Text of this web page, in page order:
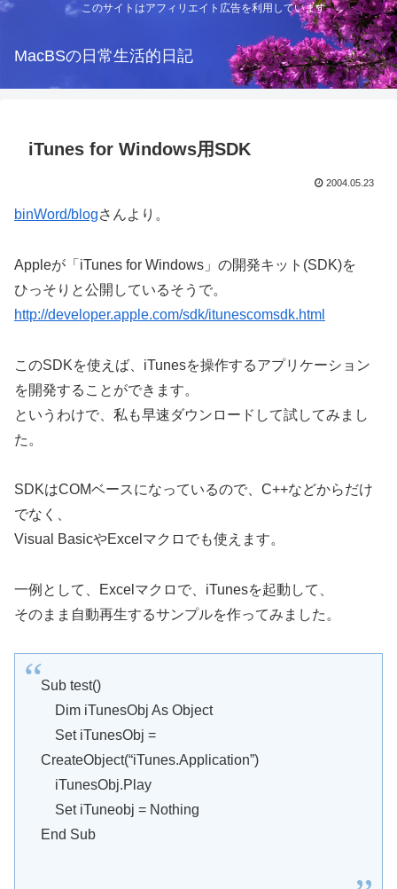
このサイトはアフィリエイト広告を利用しています
MacBSの日常生活的日記
iTunes for Windows用SDK
2004.05.23
binWord/blogさんより。
Appleが「iTunes for Windows」の開発キット(SDK)を
ひっそりと公開しているそうで。
http://developer.apple.com/sdk/itunescomsdk.html
このSDKを使えば、iTunesを操作するアプリケーション
を開発することができます。
というわけで、私も早速ダウンロードして試してみまし
た。
SDKはCOMベースになっているので、C++などからだけ
でなく、
Visual BasicやExcelマクロでも使えます。
一例として、Excelマクロで、iTunesを起動して、
そのまま自動再生するサンプルを作ってみました。
Sub test()
Dim iTunesObj As Object
Set iTunesObj =
CreateObject(“iTunes.Application”)
iTunesObj.Play
Set iTuneobj = Nothing
End Sub